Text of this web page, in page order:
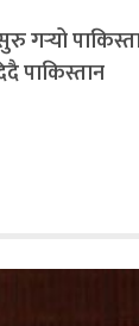
गर्‍यो
पाकिस्तान